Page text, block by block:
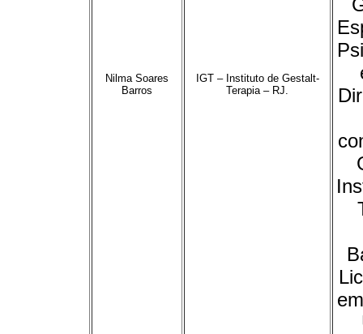
Nilma Soares
Barros
IGT – Instituto de Gestalt-
Terapia – RJ.